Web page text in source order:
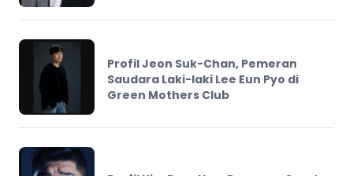
Profil Jeon Suk-Chan, Pemeran
Saudara Laki-laki Lee Eun Pyo di
Green Mothers Club